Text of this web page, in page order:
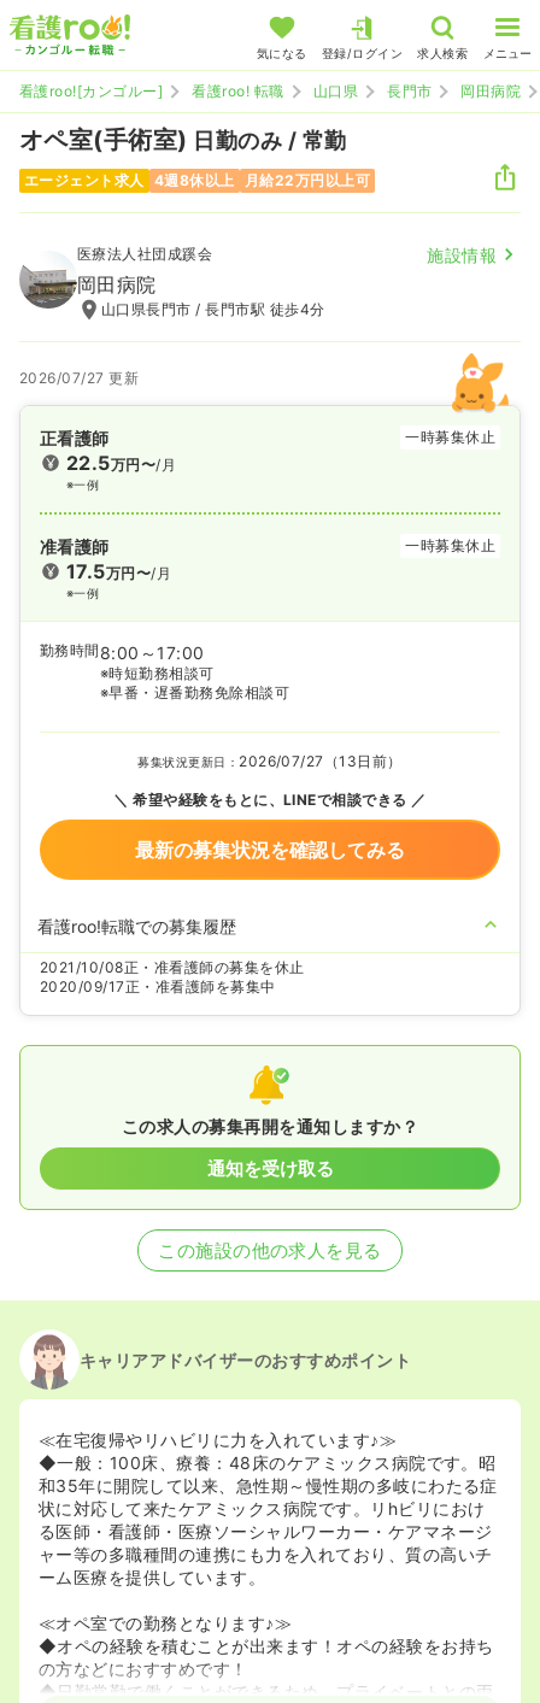
気になる 登録/ログイン 求人検索 メニュー
看護roo![カンゴルー] 看護roo! 転職 山口県 長門市 岡田病院
オペ室(手術室) 日勤のみ / 常勤
エージェント求人 4週8休以上 月給22万円以上可
医療法人社団成蹊会 施設情報
岡田病院
山口県長門市 / 長門市駅 徒歩4分
2026/07/27 更新
正看護師 一時募集休止
22.5万円〜/月
※一例
准看護師 一時募集休止
17.5万円〜/月
※一例
勤務時間 8:00～17:00
※時短勤務相談可
※早番・遅番勤務免除相談可
募集状況更新日： 2026/07/27（13日前）
希望や経験をもとに、LINEで相談できる
最新の募集状況を確認してみる
看護roo!転職での募集履歴
2021/10/08正・准看護師の募集を休止
2020/09/17正・准看護師を募集中
この求人の募集再開を通知しますか？
通知を受け取る
この施設の他の求人を見る
キャリアアドバイザーのおすすめポイント
≪在宅復帰やリハビリに力を入れています♪≫
◆一般：100床、療養：48床のケアミックス病院です。昭
和35年に開院して以来、急性期～慢性期の多岐にわたる症
状に対応して来たケアミックス病院です。リhビリにおけ
る医師・看護師・医療ソーシャルワーカー・ケアマネージ
ャー等の多職種間の連携にも力を入れており、質の高いチ
ーム医療を提供しています。
≪オペ室での勤務となります♪≫
◆オペの経験を積むことが出来ます！オペの経験をお持ち
の方などにおすすめです！
◆日勤常勤で働くことができるため、プライベートとの両